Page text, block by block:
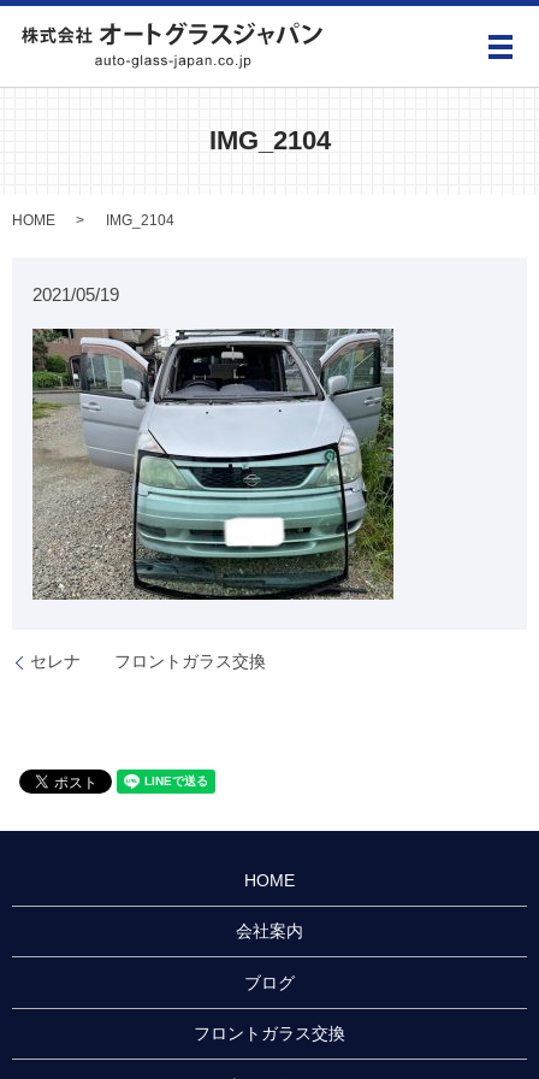
メ
IMG_2104
HOME IMG_2104
2021/05/19
セレナ フロントガラス交換
HOME
会社案内
ブログ
フロントガラス交換